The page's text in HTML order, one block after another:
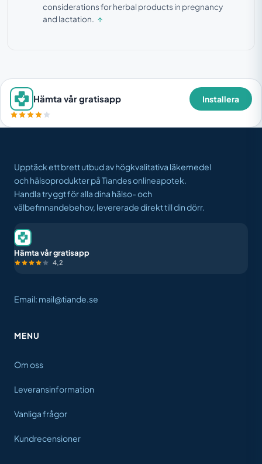
considerations for herbal products in pregnancy
and lactation. ↑
Hämta vår gratisapp Installera
Upptäck ett brett utbud av högkvalitativa läkemedel
och hälsoprodukter på Tiandes onlineapotek.
Handla tryggt för alla dina hälso- och
välbefinnandebehov, levererade direkt till din dörr.
Hämta vår gratisapp
4,2
Email: mail@tiande.se
MENU
Om oss
Leveransinformation
Vanliga frågor
Kundrecensioner